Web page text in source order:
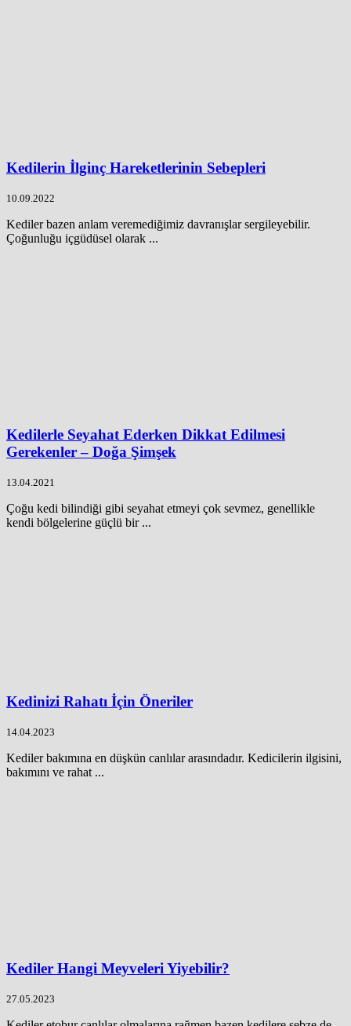
Kedilerin İlginç Hareketlerinin Sebepleri
10.09.2022
Kediler bazen anlam veremediğimiz davranışlar sergileyebilir.
Çoğunluğu içgüdüsel olarak ...
Kedilerle Seyahat Ederken Dikkat Edilmesi
Gerekenler – Doğa Şimşek
13.04.2021
Çoğu kedi bilindiği gibi seyahat etmeyi çok sevmez, genellikle
kendi bölgelerine güçlü bir ...
Kedinizi Rahatı İçin Öneriler
14.04.2023
Kediler bakımına en düşkün canlılar arasındadır. Kedicilerin ilgisini,
bakımını ve rahat ...
Kediler Hangi Meyveleri Yiyebilir?
27.05.2023